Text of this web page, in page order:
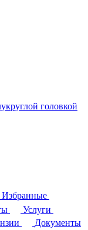
головкой
Избранные
Услуги
Документы